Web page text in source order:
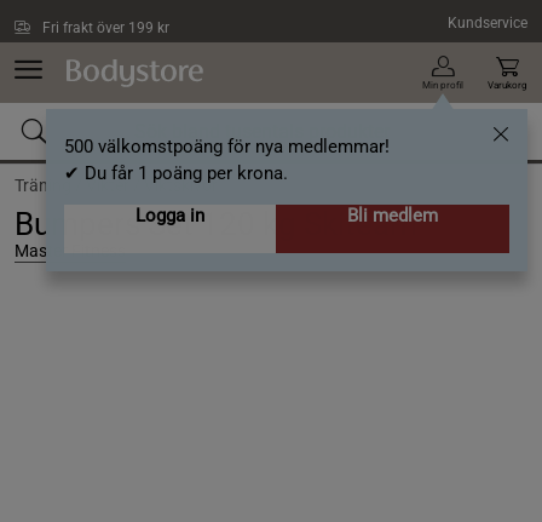
Fri frakt över 199 kr Kundservice
Min profil
500 välkomstpoäng för nya medlemmar!
✔ Du får 1 poäng per krona.
Logga in
Bli medlem
Varukorg
Träning / Vikter /Viktskivor
Bumpers Set 120 kg Skiteam
Master Fitness